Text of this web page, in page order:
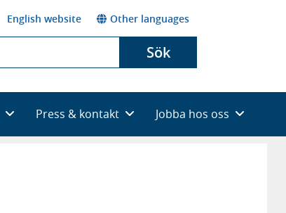
English website Other languages
Sök
Press & kontakt Jobba hos oss